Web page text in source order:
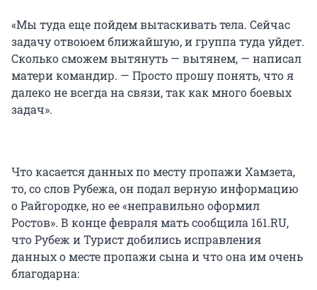
«Мы туда еще пойдем вытаскивать тела. Сейчас
задачу отвоюем ближайшую, и группа туда уйдет.
Сколько сможем вытянуть — вытянем, — написал
матери командир. — Просто прошу понять, что я
далеко не всегда на связи, так как много боевых
задач».
Что касается данных по месту пропажи Хамзета,
то, со слов Рубежа, он подал верную информацию
о Райгородке, но ее «неправильно оформил
Ростов». В конце февраля мать сообщила 161.RU,
что Рубеж и Турист добились исправления
данных о месте пропажи сына и что она им очень
благодарна: